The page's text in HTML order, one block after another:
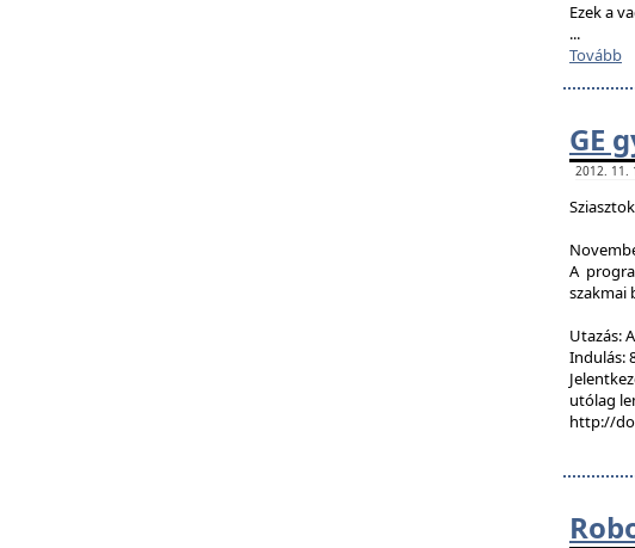
Ezek a
...
Tovább
GE
2012. 11.
A
szakmai
Utazás:
Indulás:
utólag
http://